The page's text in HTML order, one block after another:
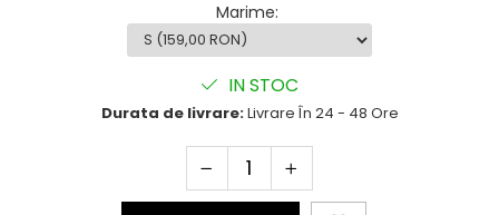
Marime:
IN STOC
Durata de livrare:Livrare În 24 - 48 Ore